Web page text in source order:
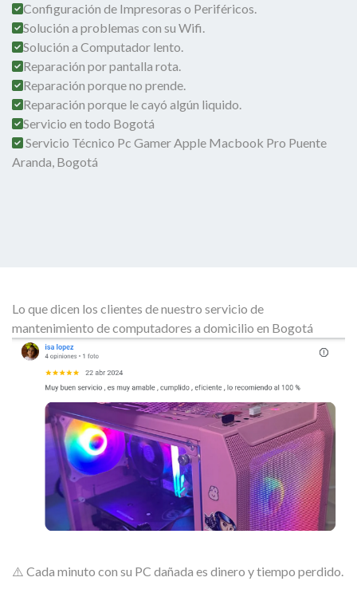
Configuración de Impresoras o Periféricos.
Solución a problemas con su Wifi.
Solución a Computador lento.
Reparación por pantalla rota.
Reparación porque no prende.
Reparación porque le cayó algún liquido.
Servicio en todo Bogotá
Servicio Técnico Pc Gamer Apple Macbook Pro Puente
Aranda, Bogotá
Lo que dicen los clientes de nuestro servicio de
mantenimiento de computadores a domicilio en Bogotá
⚠️ Cada minuto con su PC dañada es dinero y tiempo perdido.